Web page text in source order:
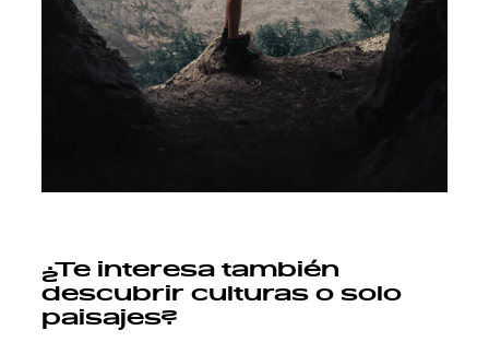
¿Te interesa también
descubrir culturas o solo
paisajes?